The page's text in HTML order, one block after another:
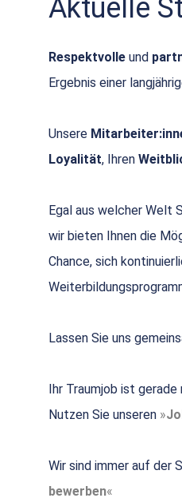
Aktuelle
Respektvolle und
Ergebnis einer
Unsere
Loyalität, Ihren
Egal aus welcher Welt
wir bieten Ihnen die
Chance, sich
Lassen Sie uns
Ihr Traumjob ist
Nutzen Sie unseren
Wir sind immer auf der
bewerben